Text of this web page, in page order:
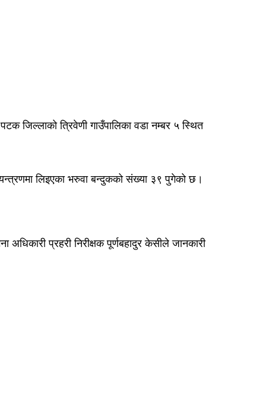
जिल्लाको त्रिवेणी गाउँपालिका वडा नम्बर ५ स्थित
लिइएका भरुवा बन्दुकको संख्या ३९ पुगेको छ।
प्रहरी निरीक्षक पूर्णबहादुर केसीले जानकारी